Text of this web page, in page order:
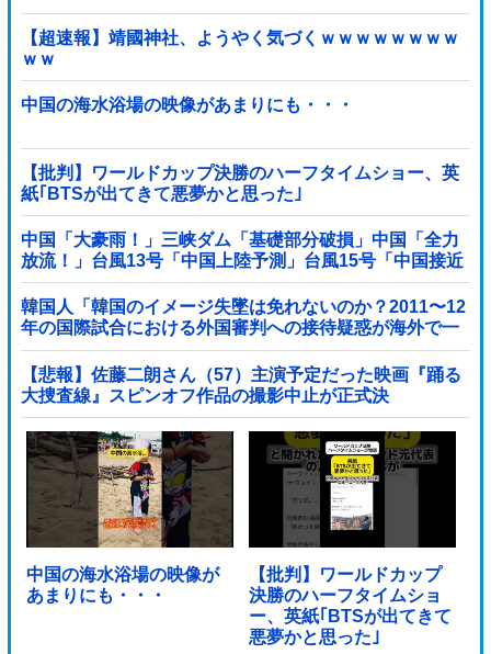
【超速報】靖國神社、ようやく気づくｗｗｗｗｗｗｗｗ
ｗｗ
中国の海水浴場の映像があまりにも・・・
【批判】ワールドカップ決勝のハーフタイムショー、英
紙｢BTSが出てきて悪夢かと思った｣
中国「大豪雨！」三峡ダム「基礎部分破損」中国「全力
放流！」台風13号「中国上陸予測」台風15号「中国接近
（画像」中国「台風同時上陸！（穀物生産が壊滅危機」
→
韓国人「韓国のイメージ失墜は免れないのか？2011〜12
年の国際試合における外国審判への接待疑惑が海外で一
斉に報じられる‥」
【悲報】佐藤二朗さん（57）主演予定だった映画『踊る
大捜査線』スピンオフ作品の撮影中止が正式決
定・・・・・・・・・他
中国の海水浴場の映像が
あまりにも・・・
【批判】ワールドカップ
決勝のハーフタイムショ
ー、英紙｢BTSが出てきて
悪夢かと思った｣